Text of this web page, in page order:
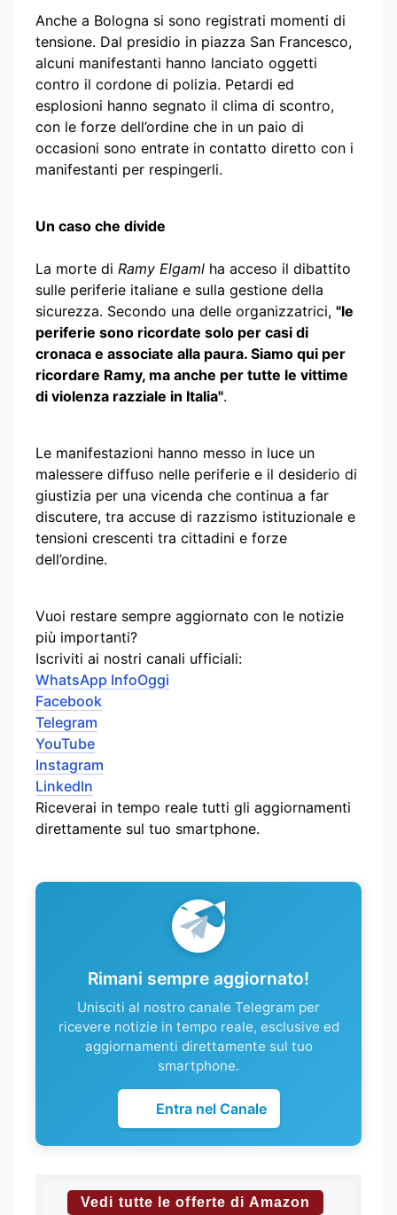
Anche a Bologna si sono registrati momenti di
tensione. Dal presidio in piazza San Francesco,
alcuni manifestanti hanno lanciato oggetti
contro il cordone di polizia. Petardi ed
esplosioni hanno segnato il clima di scontro,
con le forze dell’ordine che in un paio di
occasioni sono entrate in contatto diretto con i
manifestanti per respingerli.
Un caso che divide
La morte di Ramy Elgaml ha acceso il dibattito
sulle periferie italiane e sulla gestione della
sicurezza. Secondo una delle organizzatrici, "le
periferie sono ricordate solo per casi di
cronaca e associate alla paura. Siamo qui per
ricordare Ramy, ma anche per tutte le vittime
di violenza razziale in Italia".
Le manifestazioni hanno messo in luce un
malessere diffuso nelle periferie e il desiderio di
giustizia per una vicenda che continua a far
discutere, tra accuse di razzismo istituzionale e
tensioni crescenti tra cittadini e forze
dell’ordine.
Vuoi restare sempre aggiornato con le notizie
più importanti?
Iscriviti ai nostri canali ufficiali:
WhatsApp InfoOggi
Facebook
Telegram
YouTube
Instagram
LinkedIn
Riceverai in tempo reale tutti gli aggiornamenti
direttamente sul tuo smartphone.
Rimani sempre aggiornato!
Unisciti al nostro canale Telegram per
ricevere notizie in tempo reale, esclusive ed
aggiornamenti direttamente sul tuo
smartphone.
Entra nel Canale